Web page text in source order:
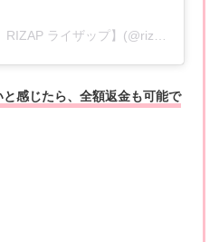
【結果にコミットする。RIZAP ライザップ】(@rizap_official)がシェアした投稿
感じたら、全額返金も可能で